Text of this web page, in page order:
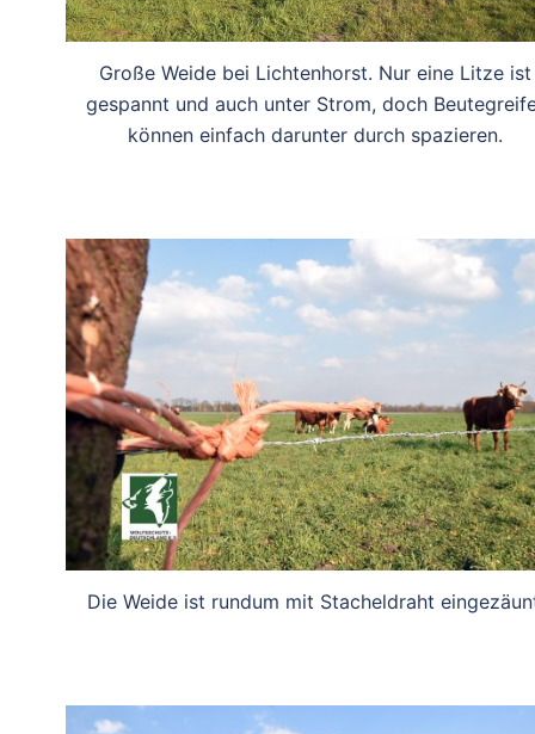
Große Weide bei Lichtenhorst. Nur eine Litze ist
gespannt und auch unter Strom, doch
können einfach darunter durch spazieren.
Die Weide ist rundum mit Stacheldraht